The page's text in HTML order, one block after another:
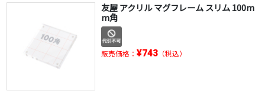
友屋 アクリル マグフレーム スリム 100m
m角
販売価格： ¥743（税込）